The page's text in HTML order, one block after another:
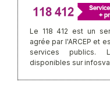
Le 118 412 est un
agrée par l'ARCEP et
services publics.
disponibles sur